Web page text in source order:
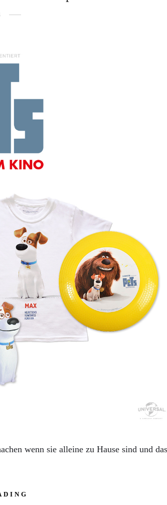
wenn sie alleine zu Hause sind und das